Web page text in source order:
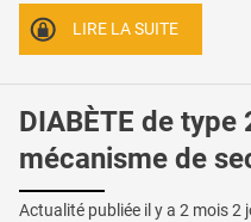
LIRE LA SUITE
DIABÈTE de type
mécanisme de
Actualité publiée il y a 2 mois 2